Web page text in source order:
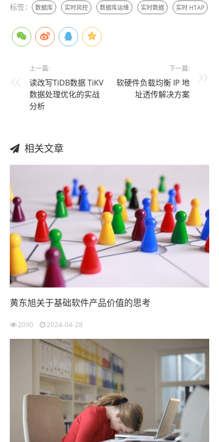
标签： 数据库 实时风控 数据库运维 实时数据 实时 HTAP
上一篇:
读改写TiDB数据 TiKV
数据处理优化的实战
分析
下一篇:
软硬件负载均衡 IP 地
址透传解决方案
相关文章
黄东旭关于基础软件产品价值的思考
2090 2024-04-28